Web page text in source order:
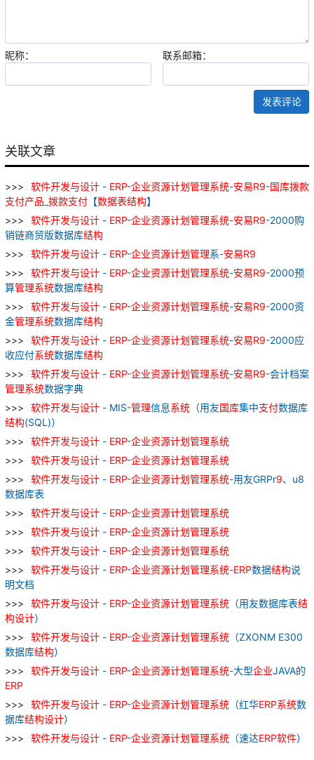
昵称： 联系邮箱：
发表评论
关联文章
软件开发与设计 - ERP-企业资源计划管理系统-安易R9-国库拨款
支付产品 拨款支付 【数据表结构】
软件开发与设计 - ERP-企业资源计划管理系统-安易R9-2000购
销链商贸版数据库结构
软件开发与设计 - ERP-企业资源计划管理系-安易R9
软件开发与设计 - ERP-企业资源计划管理系统-安易R9-2000预
算管理系统数据库结构
软件开发与设计 - ERP-企业资源计划管理系统-安易R9-2000资
金管理系统数据库结构
软件开发与设计 - ERP-企业资源计划管理系统-安易R9-2000应
收应付系统数据库结构
软件开发与设计 - ERP-企业资源计划管理系统-安易R9-会计档案
管理系统数据字典
软件开发与设计 - MIS-管理信息系统 （用友国库集中支付数据库
结构(SQL)）
软件开发与设计 - ERP-企业资源计划管理系统
软件开发与设计 - ERP-企业资源计划管理系统
软件开发与设计 - ERP-企业资源计划管理系统-用友GRPr9、u8
数据库表
软件开发与设计 - ERP-企业资源计划管理系统
软件开发与设计 - ERP-企业资源计划管理系统
软件开发与设计 - ERP-企业资源计划管理系统
软件开发与设计 - ERP-企业资源计划管理系统-ERP数据结构说
明文档
软件开发与设计 - ERP-企业资源计划管理系统 （用友数据库表结
构设计）
软件开发与设计 - ERP-企业资源计划管理系统 （ZXONM E300
数据库结构）
软件开发与设计 - ERP-企业资源计划管理系统-大型企业JAVA的
ERP
软件开发与设计 - ERP-企业资源计划管理系统 （红华ERP系统数
据库结构设计）
软件开发与设计 - ERP-企业资源计划管理系统 （速达ERP软件）